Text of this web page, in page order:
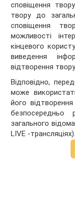
сповіщення
твору до
сповіщення
можливості
кінцевого
виведення
відтворення
Відповідно,
може
його
загального
LIVE -трансляціях).